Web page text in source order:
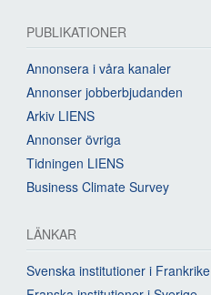
PUBLIKATIONER
Annonsera i våra kanaler
Annonser jobberbjudanden
Arkiv LIENS
Annonser övriga
Tidningen LIENS
Business Climate Survey
LÄNKAR
Svenska institutioner i Frankrike